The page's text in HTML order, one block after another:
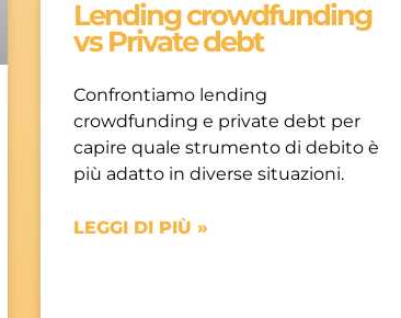
Lending crowdfunding
vs Private debt
Confrontiamo lending
crowdfunding e private debt per
capire quale strumento di debito è
più adatto in diverse situazioni.
LEGGI DI PIÙ »